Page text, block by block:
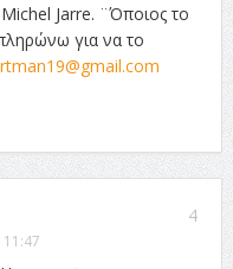
Jarre. ¨Όποιος το
για να το
4